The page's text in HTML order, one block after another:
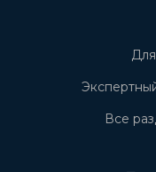
Все